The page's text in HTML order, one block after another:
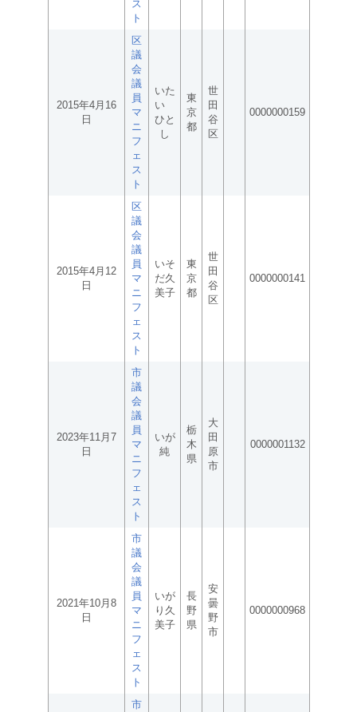
ス
ト
2015年4月16
日
区
議
会
議
員
マ
ニ
フ
ェ
ス
ト
いた
い
ひと
し
東
京
都
世
田
谷
区
0000000159
2015年4月12
日
区
議
会
議
員
マ
ニ
フ
ェ
ス
ト
いそ
だ久
美子
東
京
都
世
田
谷
区
0000000141
2023年11月7
日
市
議
会
議
員
マ
ニ
フ
ェ
ス
ト
いが
純
栃
木
県
大
田
原
市
0000001132
2021年10月8
日
市
議
会
議
員
マ
ニ
フ
ェ
ス
ト
いが
り久
美子
長
野
県
安
曇
野
市
0000000968
市